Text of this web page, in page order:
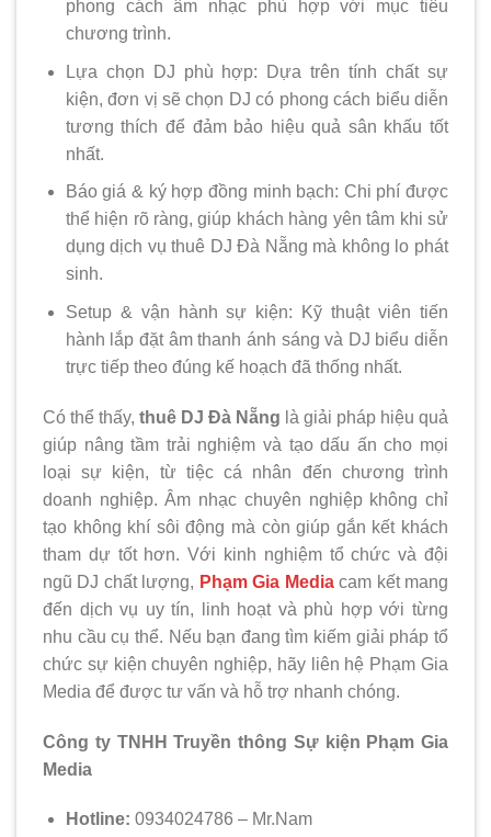
phong cách âm nhạc phù hợp với mục tiêu
chương trình.
Lựa chọn DJ phù hợp: Dựa trên tính chất sự
kiện, đơn vị sẽ chọn DJ có phong cách biểu diễn
tương thích để đảm bảo hiệu quả sân khấu tốt
nhất.
Báo giá & ký hợp đồng minh bạch: Chi phí được
thể hiện rõ ràng, giúp khách hàng yên tâm khi sử
dụng dịch vụ thuê DJ Đà Nẵng mà không lo phát
sinh.
Setup & vận hành sự kiện: Kỹ thuật viên tiến
hành lắp đặt âm thanh ánh sáng và DJ biểu diễn
trực tiếp theo đúng kế hoạch đã thống nhất.
Có thể thấy, thuê DJ Đà Nẵng là giải pháp hiệu quả
giúp nâng tầm trải nghiệm và tạo dấu ấn cho mọi
loại sự kiện, từ tiệc cá nhân đến chương trình
doanh nghiệp. Âm nhạc chuyên nghiệp không chỉ
tạo không khí sôi động mà còn giúp gắn kết khách
tham dự tốt hơn. Với kinh nghiệm tổ chức và đội
ngũ DJ chất lượng, Phạm Gia Mediacam kết mang
đến dịch vụ uy tín, linh hoạt và phù hợp với từng
nhu cầu cụ thể. Nếu bạn đang tìm kiếm giải pháp tổ
chức sự kiện chuyên nghiệp, hãy liên hệ Phạm Gia
Media để được tư vấn và hỗ trợ nhanh chóng.
Công ty TNHH Truyền thông Sự kiện Phạm Gia
Media
Hotline: 0934024786 – Mr.Nam